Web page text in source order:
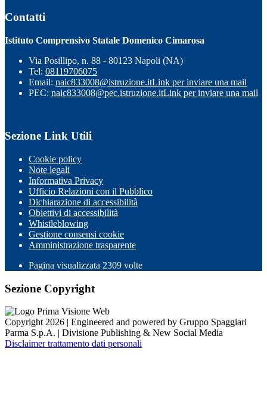
Contatti
Istituto Comprensivo Statale Domenico Cimarosa
Via Posillipo, n. 88 - 80123 Napoli (NA)
Tel: 08119706075
Email: naic833008@istruzione.itLink per inviare una mail
PEC: naic833008@pec.istruzione.itLink per inviare una mail
Sezione Link Utili
Cookie policy
Note legali
Informativa Privacy
Ufficio Relazioni con il Pubblico
Dichiarazione di accessibilità
Obiettivi di accessibilità
Whistleblowing
Gestione consensi cookie
Amministrazione trasparente
Pagina visualizzata 2309 volte
Sezione Copyright
Copyright 2026 | Engineered and powered by Gruppo Spaggiari
Parma S.p.A. | Divisione Publishing & New Social Media
Disclaimer trattamento dati personali